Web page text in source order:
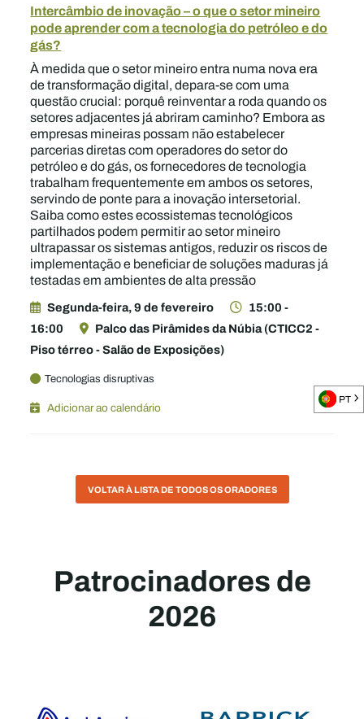
Intercâmbio de inovação – o que o setor mineiro
pode aprender com a tecnologia do petróleo e do
gás?
À medida que o setor mineiro entra numa nova era
de transformação digital, depara-se com uma
questão crucial: porquê reinventar a roda quando os
setores adjacentes já abriram caminho? Embora as
empresas mineiras possam não estabelecer
parcerias diretas com operadores do setor do
petróleo e do gás, os fornecedores de tecnologia
trabalham frequentemente em ambos os setores,
servindo de ponte para a inovação intersetorial.
Saiba como estes ecossistemas tecnológicos
partilhados podem permitir ao setor mineiro
ultrapassar os sistemas antigos, reduzir os riscos de
implementação e beneficiar de soluções maduras já
testadas em ambientes de alta pressão
Segunda-feira, 9 de fevereiro
15:00 -
16:00
Palco das Pirâmides da Núbia (CTICC2 -
Piso térreo - Salão de Exposições)
Tecnologias disruptivas
Adicionar ao calendário
VOLTAR À LISTA DE TODOS OS ORADORES
Patrocinadores de
2026
PT